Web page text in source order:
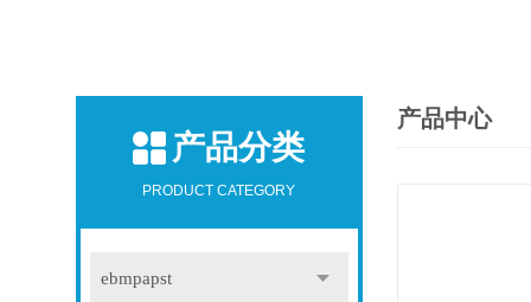
产品分类
PRODUCT CATEGORY
ebmpapst
产品中心